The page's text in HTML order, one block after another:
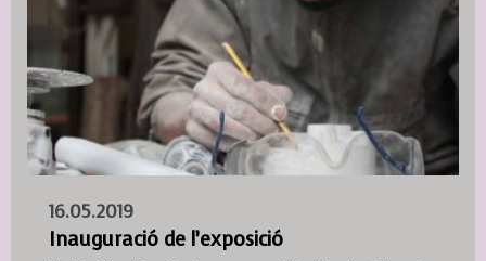
16.05.2019
Inauguració de l’exposició